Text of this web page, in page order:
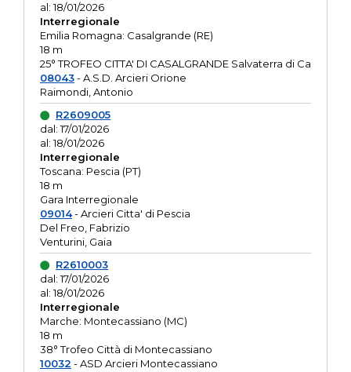
al: 18/01/2026
Interregionale
Emilia Romagna: Casalgrande (RE)
18 m
25° TROFEO CITTA' DI CASALGRANDE Salvaterra di Ca
08043- A.S.D. Arcieri Orione
Raimondi, Antonio
R2609005
dal: 17/01/2026
al: 18/01/2026
Interregionale
Toscana: Pescia (PT)
18 m
Gara Interregionale
09014- Arcieri Citta' di Pescia
Del Freo, Fabrizio
Venturini, Gaia
R2610003
dal: 17/01/2026
al: 18/01/2026
Interregionale
Marche: Montecassiano (MC)
18 m
38° Trofeo Città di Montecassiano
10032 - ASD Arcieri Montecassiano